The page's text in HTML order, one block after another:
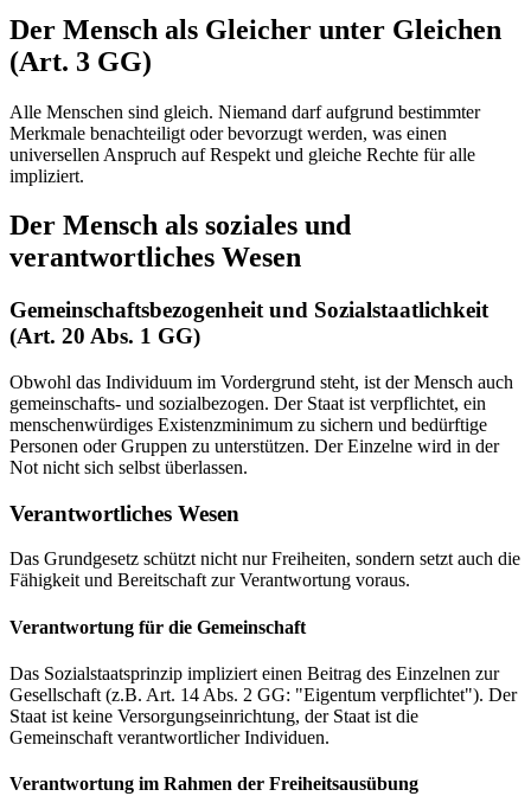
Der Mensch als Gleicher unter Gleichen
(Art. 3 GG)
Alle Menschen sind gleich. Niemand darf aufgrund bestimmter
Merkmale benachteiligt oder bevorzugt werden, was einen
universellen Anspruch auf Respekt und gleiche Rechte für alle
impliziert.
Der Mensch als soziales und
verantwortliches Wesen
Gemeinschaftsbezogenheit und Sozialstaatlichkeit
(Art. 20 Abs. 1 GG)
Obwohl das Individuum im Vordergrund steht, ist der Mensch auch
gemeinschafts- und sozialbezogen. Der Staat ist verpflichtet, ein
menschenwürdiges Existenzminimum zu sichern und bedürftige
Personen oder Gruppen zu unterstützen. Der Einzelne wird in der
Not nicht sich selbst überlassen.
Verantwortliches Wesen
Das Grundgesetz schützt nicht nur Freiheiten, sondern setzt auch die
Fähigkeit und Bereitschaft zur Verantwortung voraus.
Verantwortung für die Gemeinschaft
Das Sozialstaatsprinzip impliziert einen Beitrag des Einzelnen zur
Gesellschaft (z.B. Art. 14 Abs. 2 GG: "Eigentum verpflichtet"). Der
Staat ist keine Versorgungseinrichtung, der Staat ist die
Gemeinschaft verantwortlicher Individuen.
Verantwortung im Rahmen der Freiheitsausübung